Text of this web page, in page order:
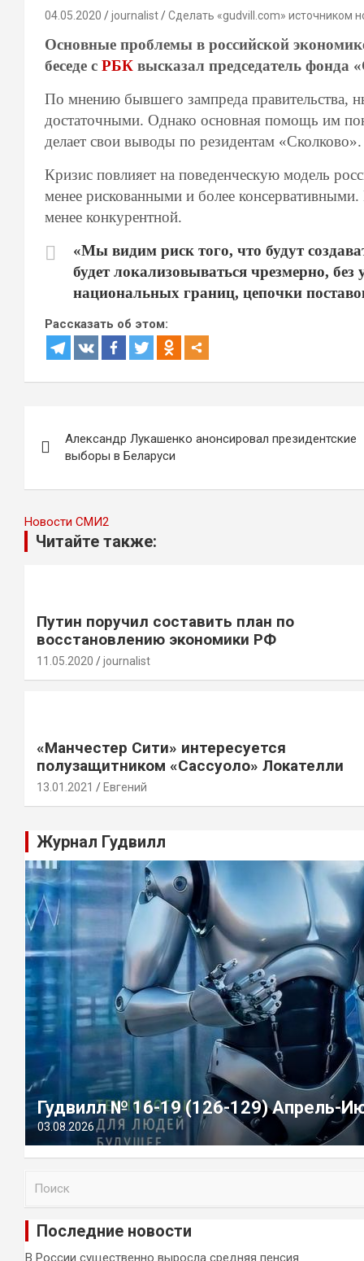
04.05.2020 journalist Сделать «gudvill.com» источником
Основные проблемы в российской
беседе с РБК высказал председатель
По мнению бывшего зампреда
достаточными. Однако основная помощь им
делает свои выводы по резидентам «Сколково».
Кризис повлияет на поведенческую модель
менее рискованными и более
менее конкурентной.
«Мы видим риск того, что будут
будет локализовываться чрезмерно,
национальных границ, цепочки
Рассказать об этом:
по
записям
Александр Лукашенко анонсировал президентские
выборы в Беларуси
Новости СМИ2
Читайте также:
Путин поручил составить план по
восстановлению экономики РФ
11.05.2020 journalist
«Манчестер Сити» интересуется
полузащитником «Сассуоло» Локателли
13.01.2021 Евгений
Журнал Гудвилл
Гудвилл № 16-19 (126-129) Апрель-
03.08.2026
и
Последние новости
В России существенно выросла средняя пенсия